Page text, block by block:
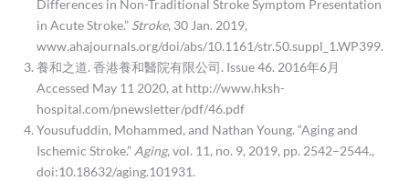
Differences in Non-Traditional Stroke Symptom Presentation
in Acute Stroke.” Stroke, 30 Jan. 2019,
www.ahajournals.org/doi/abs/10.1161/str.50.suppl_1.WP399.
養和之道. 香港養和醫院有限公司. Issue 46. 2016年6月
Accessed May 11 2020, at http://www.hksh-
hospital.com/pnewsletter/pdf/46.pdf
Yousufuddin, Mohammed, and Nathan Young. “Aging and
Ischemic Stroke.” Aging, vol. 11, no. 9, 2019, pp. 2542–2544.,
doi:10.18632/aging.101931.